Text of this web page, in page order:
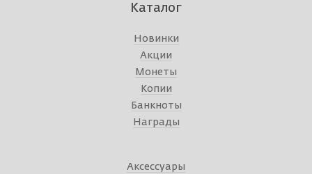
Каталог
Новинки
Акции
Монеты
Копии
Банкноты
Награды
Аксессуары